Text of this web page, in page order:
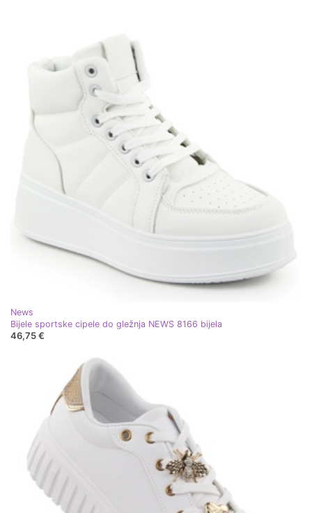
News
Bijele sportske cipele do gležnja NEWS 8166 bijela
46,75 €